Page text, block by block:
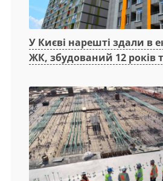
У Києві нарешті здали в
ЖК, збудований 12 років